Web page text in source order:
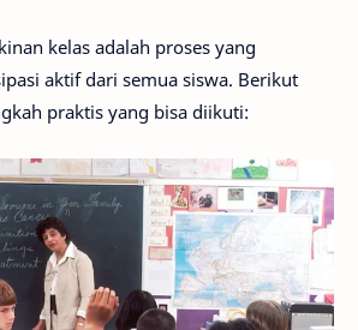
kelas adalah proses yang
aktif dari semua siswa. Berikut
praktis yang bisa diikuti: